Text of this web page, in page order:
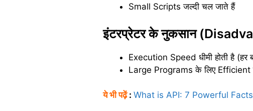
Small Scripts जल्दी चल जाते हैं
इंटरप्रेटर के नुकसान
Execution Speed धीमी होती है
Large Programs के लिए Efficient
ये भी पढ़ें: What is API: 7 Powerful